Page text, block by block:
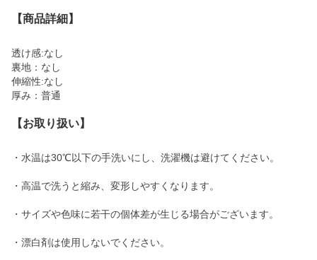
【商品詳細】
透け感:なし
裏地：なし
伸縮性:なし
厚み：普通
【お取り扱い】
・水温は30℃以下の手洗いにし、洗濯機は避けてください。
・高温で洗うと縮み、変形しやすくなります。
・サイズや色味に若干の個体差が生じる場合がございます。
・漂白剤は使用しないでください。